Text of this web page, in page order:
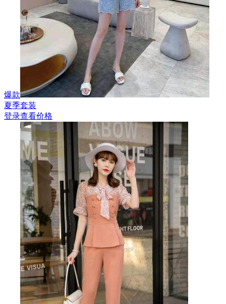
爆款
夏季套装
登录查看价格